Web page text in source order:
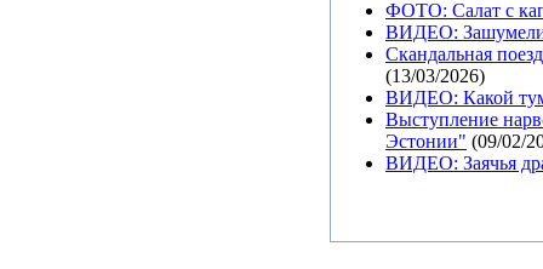
ФОТО: Салат с
ВИДЕО: Зашумели
Скандальная
(13/03/2026)
ВИДЕО: Какой
Выступление
Эстонии" (09/02/
ВИДЕО: Заячья